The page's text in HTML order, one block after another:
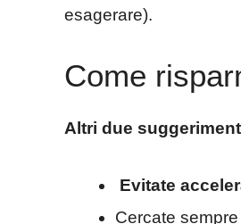
esagerare).
Come
Altri due
Evitate
Cercate sempre